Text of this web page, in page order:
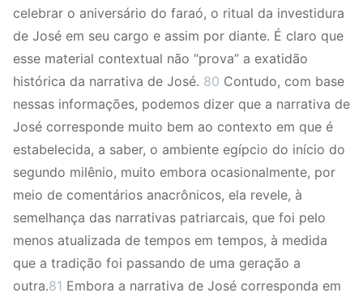
celebrar o aniversário do faraó, o ritual da investidura
de José em seu cargo e assim por diante. É claro que
esse material contextual não “prova” a exatidão
histórica da narrativa de José. 80 Contudo, com base
nessas informações, podemos dizer que a narrativa de
José corresponde muito bem ao contexto em que é
estabelecida, a saber, o ambiente egípcio do início do
segundo milênio, muito embora ocasionalmente, por
meio de comentários anacrônicos, ela revele, à
semelhança das narrativas patriarcais, que foi pelo
menos atualizada de tempos em tempos, à medida
que a tradição foi passando de uma geração a
outra.81 Embora a narrativa de José corresponda em